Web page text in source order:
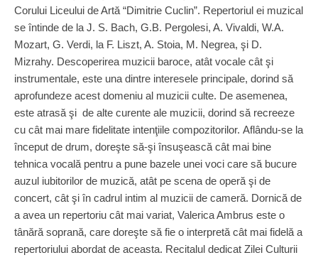
Corului Liceului de Artă “Dimitrie Cuclin”. Repertoriul ei muzical
se întinde de la J. S. Bach, G.B. Pergolesi, A. Vivaldi, W.A.
Mozart, G. Verdi, la F. Liszt, A. Stoia, M. Negrea, şi D.
Mizrahy. Descoperirea muzicii baroce, atât vocale cât şi
instrumentale, este una dintre interesele principale, dorind să
aprofundeze acest domeniu al muzicii culte. De asemenea,
este atrasă şi de alte curente ale muzicii, dorind să recreeze
cu cât mai mare fidelitate intenţiile compozitorilor. Aflându-se la
început de drum, doreşte să-şi însuşească cât mai bine
tehnica vocală pentru a pune bazele unei voci care să bucure
auzul iubitorilor de muzică, atât pe scena de operă şi de
concert, cât şi în cadrul intim al muzicii de cameră. Dornică de
a avea un repertoriu cât mai variat, Valerica Ambrus este o
tânără soprană, care doreşte să fie o interpretă cât mai fidelă a
repertoriului abordat de aceasta. Recitalul dedicat Zilei Culturii